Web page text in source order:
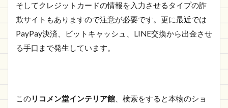
そしてクレジットカードの情報を入力させるタイプの詐
欺サイトもありますので注意が必要です。更に最近では
PayPay決済、ビットキャッシュ、LINE交換から出金させ
る手口まで発生しています。
このリコメン堂インテリア館 、検索をすると本物のショ